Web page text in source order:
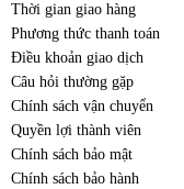
Thời gian giao hàng
Phương thức thanh toán
Điều khoản giao dịch
Câu hỏi thường gặp
Chính sách vận chuyển
Quyền lợi thành viên
Chính sách bảo mật
Chính sách bảo hành